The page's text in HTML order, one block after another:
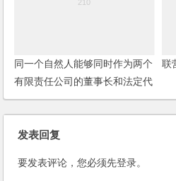
同一个自然人能够同时作为两个
有限责任公司的董事长和法定代
表人吗？
联
发表回复
要发表评论，您必须先登录。